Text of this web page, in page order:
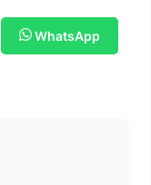
WhatsApp